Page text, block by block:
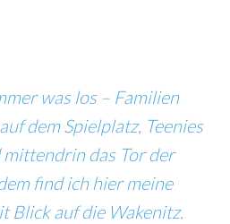
was los – Familien
dem Spielplatz, Teenies
das Tor der
find ich hier meine
Blick auf die Wakenitz.